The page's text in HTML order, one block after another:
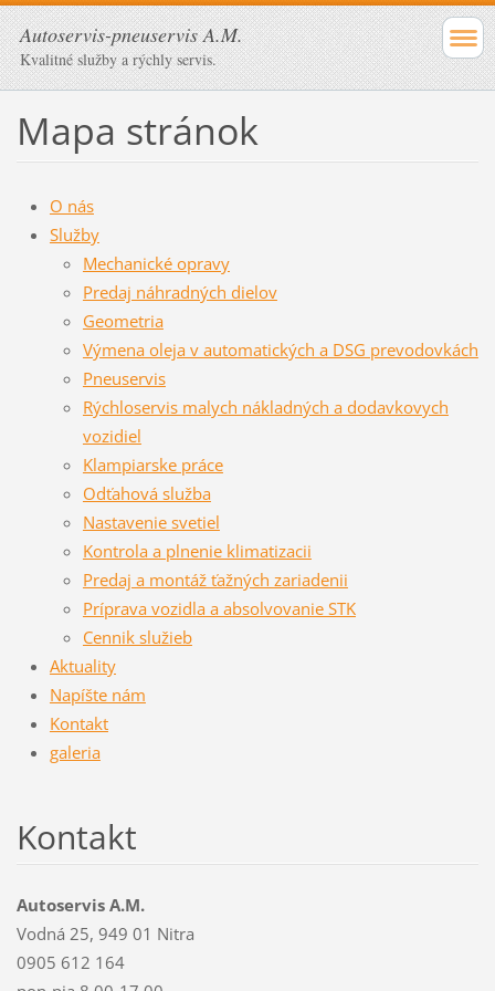
Autoservis-pneuservis A.M.
Kvalitné služby a rýchly servis.
Mapa stránok
O nás
Služby
Mechanické opravy
Predaj náhradných dielov
Geometria
Výmena oleja v automatických a DSG prevodovkách
Pneuservis
Rýchloservis malych nákladných a dodavkovych
vozidiel
Klampiarske práce
Odťahová služba
Nastavenie svetiel
Kontrola a plnenie klimatizacii
Predaj a montáž ťažných zariadenii
Príprava vozidla a absolvovanie STK
Cennik služieb
Aktuality
Napíšte nám
Kontakt
galeria
Kontakt
Autoservis A.M.
Vodná 25, 949 01 Nitra
0905 612 164